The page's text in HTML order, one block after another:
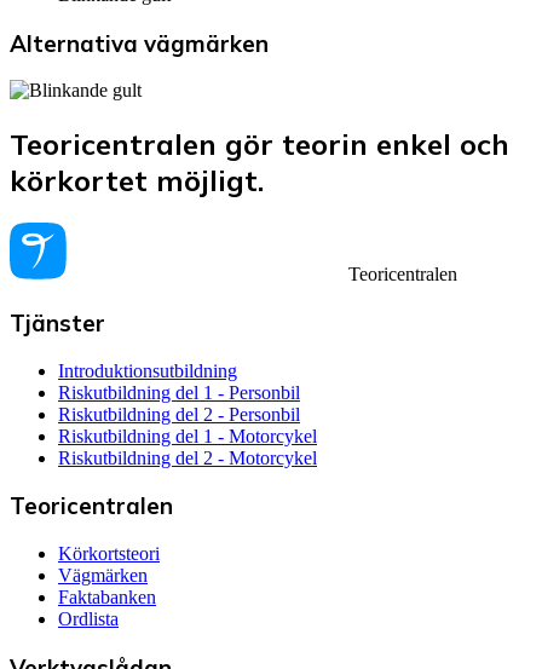
Alternativa vägmärken
Teoricentralen gör teorin enkel och
körkortet möjligt.
Teoricentralen
Tjänster
Introduktionsutbildning
Riskutbildning del 1 - Personbil
Riskutbildning del 2 - Personbil
Riskutbildning del 1 - Motorcykel
Riskutbildning del 2 - Motorcykel
Teoricentralen
Körkortsteori
Vägmärken
Faktabanken
Ordlista